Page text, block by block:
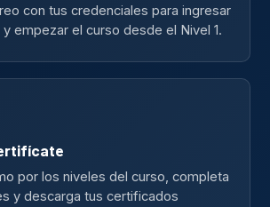
con tus credenciales para ingresar
empezar el curso desde el Nivel 1.
por los niveles del curso, completa
y descarga tus certificados